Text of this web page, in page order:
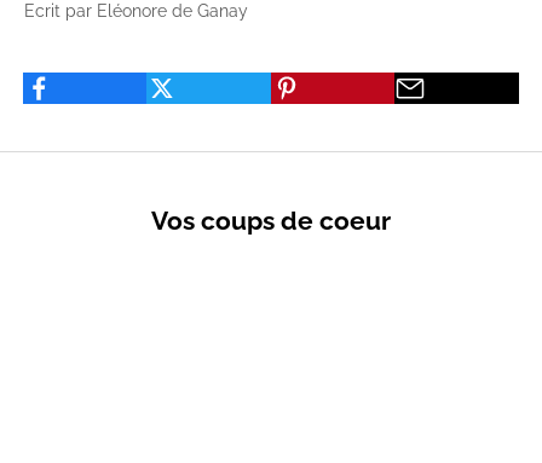
Ecrit par Eléonore de Ganay
Vos coups de coeur